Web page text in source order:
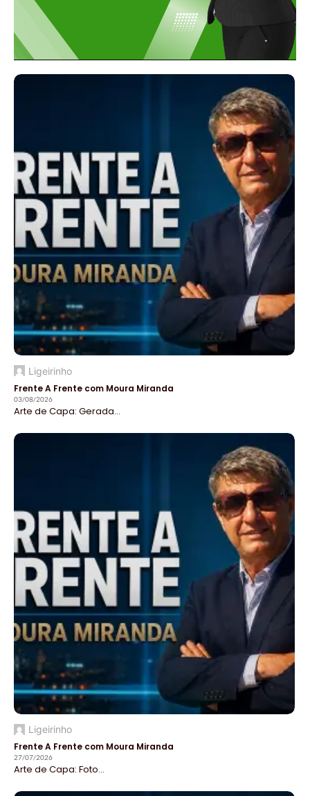
Ligeirinho
Frente A Frente com Moura Miranda
03/08/2026
Arte de Capa: Gerada...
Ligeirinho
Frente A Frente com Moura Miranda
27/07/2026
Arte de Capa: Foto...